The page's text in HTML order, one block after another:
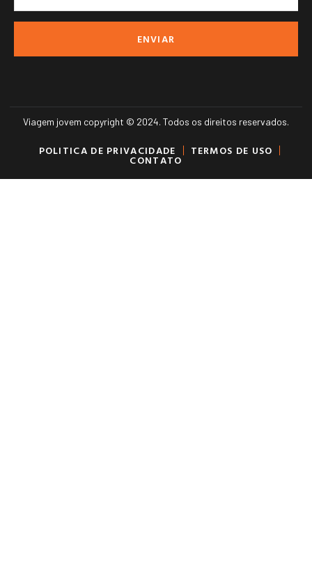
ENVIAR
Viagem jovem copyright © 2024. Todos os direitos reservados.
POLITICA DE PRIVACIDADE TERMOS DE USO
CONTATO